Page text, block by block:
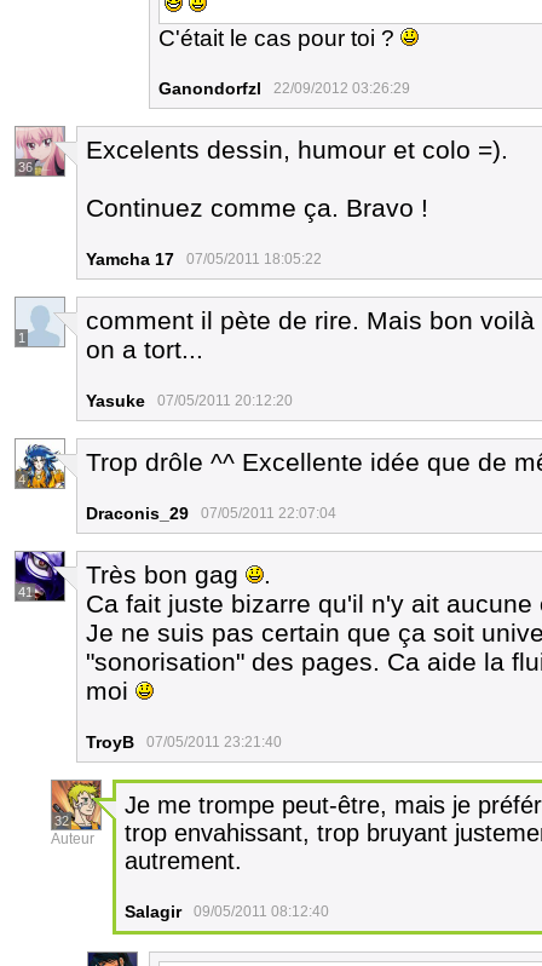
C'était le cas pour toi ?
Ganondorfzl 22/09/2012 03:26:29
36
Excelents dessin, humour et colo =).
Continuez comme ça. Bravo !
Yamcha 17 07/05/2011 18:05:22
1
comment il pète de rire. Mais bon
on a tort...
Yasuke 07/05/2011 20:12:20
4
Trop drôle ^^ Excellente idée que de
Draconis_29 07/05/2011 22:07:04
41
Très bon gag
.
Ca fait juste bizarre qu'il n'y ait
Je ne suis pas certain que ça soit
"sonorisation" des pages. Ca aide la
moi
TroyB 07/05/2011 23:21:40
32
Auteur
Je me trompe peut-être, mais je
trop envahissant, trop bruyant
autrement.
Salagir 09/05/2011 08:12:40